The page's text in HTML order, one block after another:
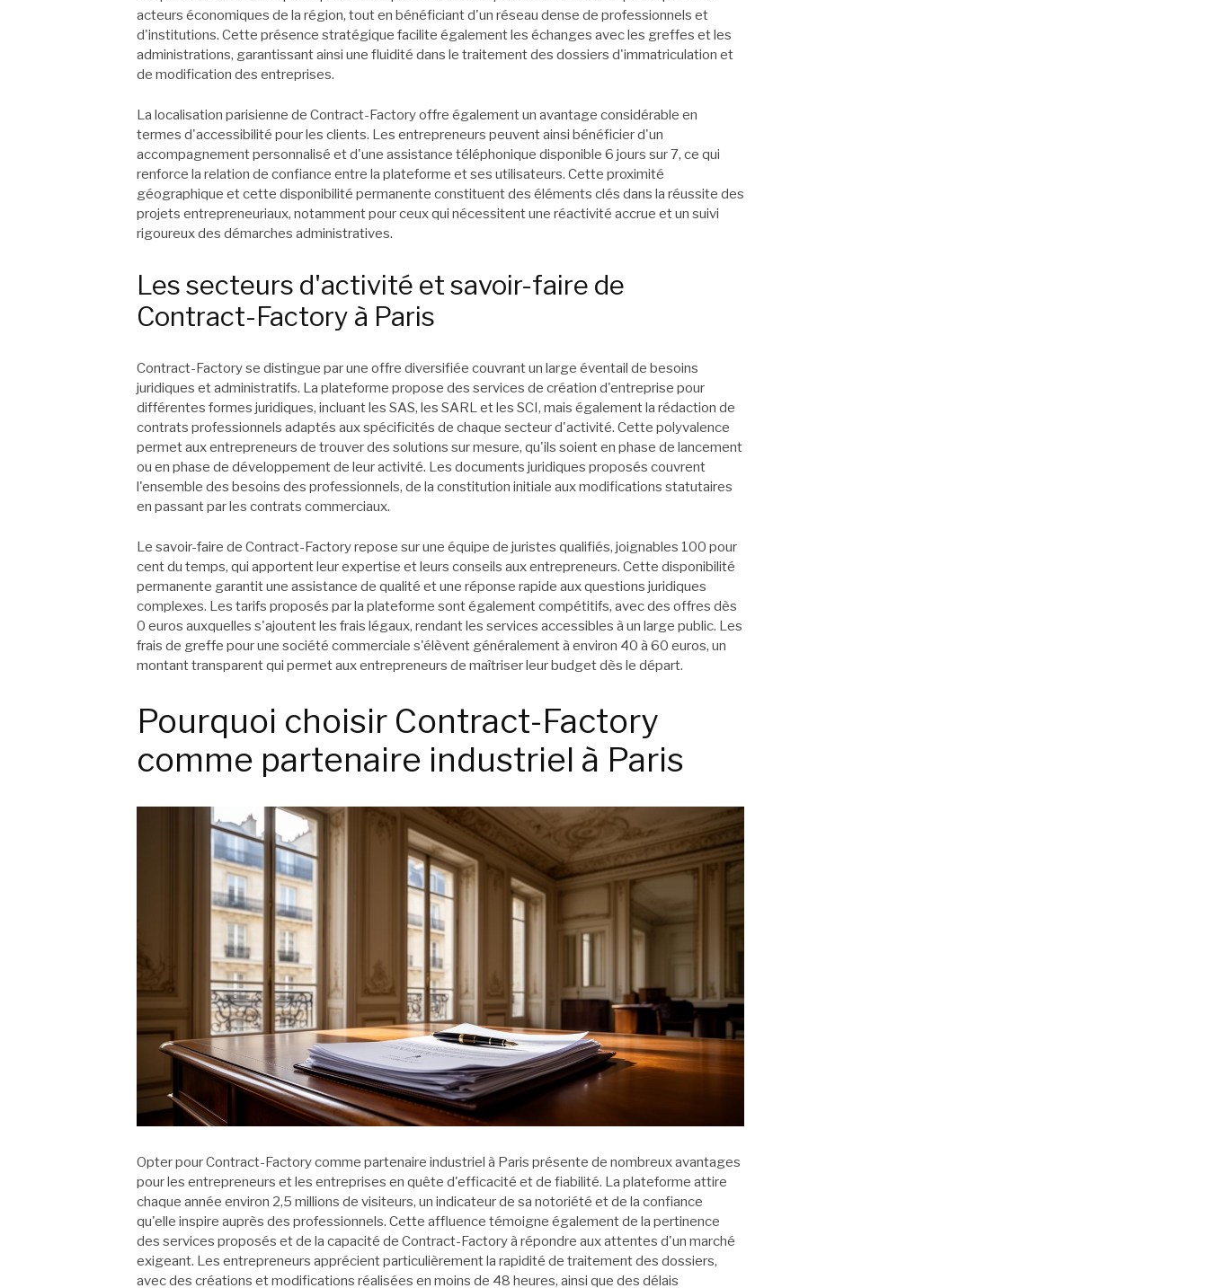
acteurs économiques de la région, tout en bénéficiant d'un réseau dense de professionnels et
d'institutions. Cette présence stratégique facilite également les échanges avec les greffes et les
administrations, garantissant ainsi une fluidité dans le traitement des dossiers d'immatriculation et
de modification des entreprises.
La localisation parisienne de Contract-Factory offre également un avantage considérable en
termes d'accessibilité pour les clients. Les entrepreneurs peuvent ainsi bénéficier d'un
accompagnement personnalisé et d'une assistance téléphonique disponible 6 jours sur 7, ce qui
renforce la relation de confiance entre la plateforme et ses utilisateurs. Cette proximité
géographique et cette disponibilité permanente constituent des éléments clés dans la réussite des
projets entrepreneuriaux, notamment pour ceux qui nécessitent une réactivité accrue et un suivi
rigoureux des démarches administratives.
Les secteurs d'activité et savoir-faire de
Contract-Factory à Paris
Contract-Factory se distingue par une offre diversifiée couvrant un large éventail de besoins
juridiques et administratifs. La plateforme propose des services de création d'entreprise pour
différentes formes juridiques, incluant les SAS, les SARL et les SCI, mais également la rédaction de
contrats professionnels adaptés aux spécificités de chaque secteur d'activité. Cette polyvalence
permet aux entrepreneurs de trouver des solutions sur mesure, qu'ils soient en phase de lancement
ou en phase de développement de leur activité. Les documents juridiques proposés couvrent
l'ensemble des besoins des professionnels, de la constitution initiale aux modifications statutaires
en passant par les contrats commerciaux.
Le savoir-faire de Contract-Factory repose sur une équipe de juristes qualifiés, joignables 100 pour
cent du temps, qui apportent leur expertise et leurs conseils aux entrepreneurs. Cette disponibilité
permanente garantit une assistance de qualité et une réponse rapide aux questions juridiques
complexes. Les tarifs proposés par la plateforme sont également compétitifs, avec des offres dès
0 euros auxquelles s'ajoutent les frais légaux, rendant les services accessibles à un large public. Les
frais de greffe pour une société commerciale s'élèvent généralement à environ 40 à 60 euros, un
montant transparent qui permet aux entrepreneurs de maîtriser leur budget dès le départ.
Pourquoi choisir Contract-Factory
comme partenaire industriel à Paris
Opter pour Contract-Factory comme partenaire industriel à Paris présente de nombreux avantages
pour les entrepreneurs et les entreprises en quête d'efficacité et de fiabilité. La plateforme attire
chaque année environ 2,5 millions de visiteurs, un indicateur de sa notoriété et de la confiance
qu'elle inspire auprès des professionnels. Cette affluence témoigne également de la pertinence
des services proposés et de la capacité de Contract-Factory à répondre aux attentes d'un marché
exigeant. Les entrepreneurs apprécient particulièrement la rapidité de traitement des dossiers,
avec des créations et modifications réalisées en moins de 48 heures, ainsi que des délais